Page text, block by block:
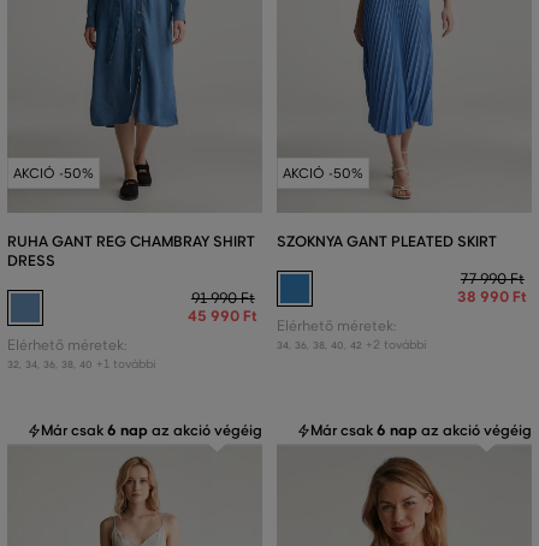
AKCIÓ -50%
RUHA GANT REG CHAMBRAY SHIRT
DRESS
91 990 Ft
45 990 Ft
Elérhető méretek:
32 34 36 38 40 +1 további
AKCIÓ -50%
SZOKNYA GANT PLEATED SKIRT
77 990 Ft
38 990 Ft
Elérhető méretek:
34 36 38 40 42 +2 további
Már csak6 nap az akció végéig Már csak6 nap az akció végéig